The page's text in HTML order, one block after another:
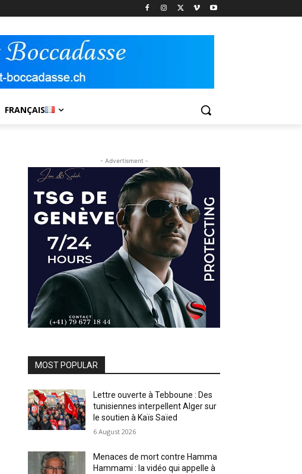
FRANÇAIS
- Advertisment -
MOST POPULAR
Lettre ouverte à Tebboune : Des
tunisiennes interpellent Alger sur
le soutien à Kaïs Saïed
6 August 2026
Menaces de mort contre Hamma
Hammami : la vidéo qui appelle à